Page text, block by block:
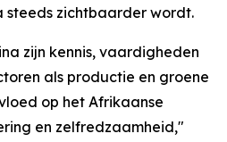
steeds zichtbaarder wordt.
zijn kennis, vaardigheden
als productie en groene
op het Afrikaanse
en zelfredzaamheid,"